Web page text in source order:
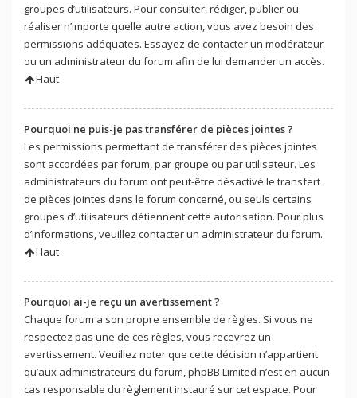
groupes d’utilisateurs. Pour consulter, rédiger, publier ou
réaliser n’importe quelle autre action, vous avez besoin des
permissions adéquates. Essayez de contacter un modérateur
ou un administrateur du forum afin de lui demander un accès.
Haut
Pourquoi ne puis-je pas transférer de pièces jointes ?
Les permissions permettant de transférer des pièces jointes
sont accordées par forum, par groupe ou par utilisateur. Les
administrateurs du forum ont peut-être désactivé le transfert
de pièces jointes dans le forum concerné, ou seuls certains
groupes d’utilisateurs détiennent cette autorisation. Pour plus
d’informations, veuillez contacter un administrateur du forum.
Haut
Pourquoi ai-je reçu un avertissement ?
Chaque forum a son propre ensemble de règles. Si vous ne
respectez pas une de ces règles, vous recevrez un
avertissement. Veuillez noter que cette décision n’appartient
qu’aux administrateurs du forum, phpBB Limited n’est en aucun
cas responsable du règlement instauré sur cet espace. Pour